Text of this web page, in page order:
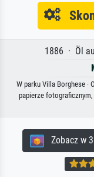
1886 · Öl
W parku Villa Borghese ·
papierze
Zobacz w